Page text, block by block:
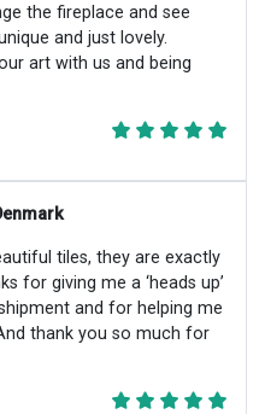
the fireplace and see
and just lovely.
art with us and being
tiles, they are exactly
for giving me a ‘heads up’
and for helping me
thank you so much for